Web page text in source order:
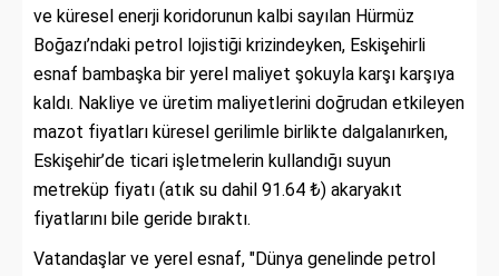
ve küresel enerji koridorunun kalbi sayılan Hürmüz
Boğazı’ndaki petrol lojistiği krizindeyken, Eskişehirli
esnaf bambaşka bir yerel maliyet şokuyla karşı karşıya
kaldı. Nakliye ve üretim maliyetlerini doğrudan etkileyen
mazot fiyatları küresel gerilimle birlikte dalgalanırken,
Eskişehir’de ticari işletmelerin kullandığı suyun
metreküp fiyatı (atık su dahil 91.64 ₺) akaryakıt
fiyatlarını bile geride bıraktı.
Vatandaşlar ve yerel esnaf, "Dünya genelinde petrol